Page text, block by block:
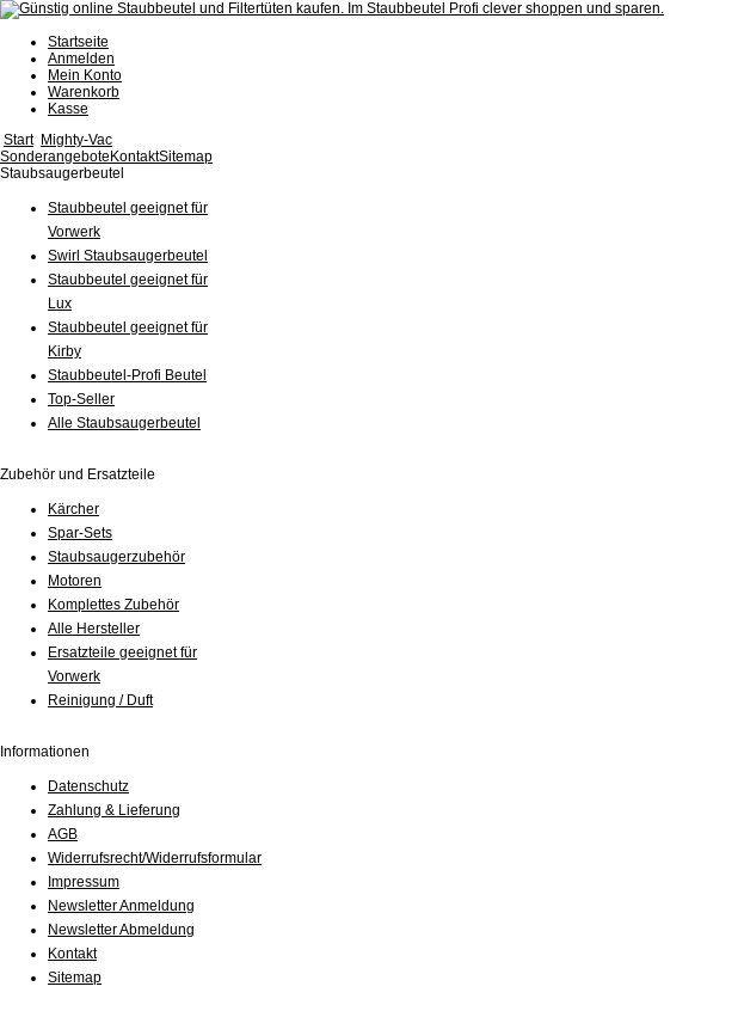
Startseite
Anmelden
Mein Konto
Warenkorb
Kasse
Start Mighty-Vac
Sonderangebote KontaktSitemap
Staubsaugerbeutel
Staubbeutel geeignet für
Vorwerk
Swirl Staubsaugerbeutel
Staubbeutel geeignet für
Lux
Staubbeutel geeignet für
Kirby
Staubbeutel-Profi Beutel
Top-Seller
Alle Staubsaugerbeutel
Zubehör und Ersatzteile
Kärcher
Spar-Sets
Staubsaugerzubehör
Motoren
Komplettes Zubehör
Alle Hersteller
Ersatzteile geeignet für
Vorwerk
Reinigung / Duft
Informationen
Datenschutz
Zahlung & Lieferung
AGB
Widerrufsrecht/Widerrufsformular
Impressum
Newsletter Anmeldung
Newsletter Abmeldung
Kontakt
Sitemap